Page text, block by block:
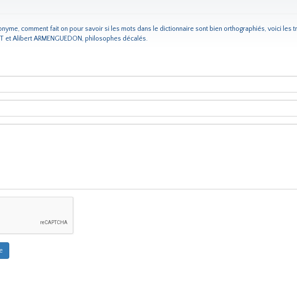
comment fait on pour savoir si les mots dans le dictionnaire sont bien orthographiés, voici les
et Alibert ARMENGUEDON, philosophes décalés.